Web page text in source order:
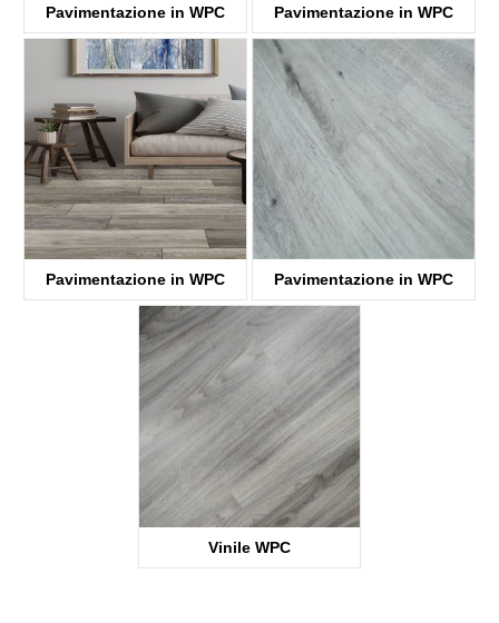
Pavimentazione in WPC
KTV8011
Pavimentazione in WPC
KTV8012
Pavimentazione in WPC
KTV8013
Pavimentazione in WPC
KTV2139
Vinile WPC